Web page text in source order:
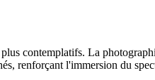
contemplatifs. La
renforçant l'immersion du